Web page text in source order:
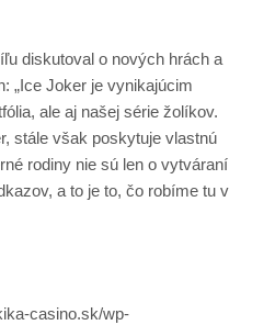
diskutoval o nových hrách a
„Ice Joker je vynikajúcim
ale aj našej série žolíkov.
stále však poskytuje vlastnú
rodiny nie sú len o vytváraní
a to je to, čo robíme tu v
casino.sk/wp-